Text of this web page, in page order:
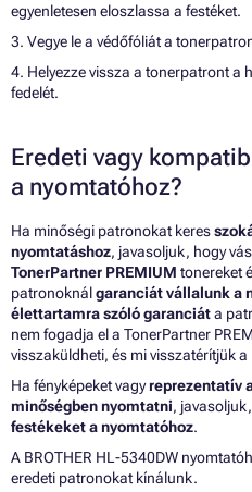
egyenletesen eloszlassa a festéket.
3. Vegye le a védőfóliát a
4. Helyezze vissza a tonerpatront a
fedelét.
Eredeti vagy
a nyomtatóhoz?
Ha minőségi patronokat keres
nyomtatáshoz, javasoljuk, hogy
TonerPartner PREMIUM tonereket
patronoknálgaranciát vállalunk a
élettartamra szóló garanciáta
nem fogadja el a TonerPartner
visszaküldheti, és mi visszatérítjük a
Ha fényképeket vagyreprezentatív
minőségben nyomtatni,
festékeket a nyomtatóhoz.
A BROTHER HL-5340DW
eredeti patronokat kínálunk.